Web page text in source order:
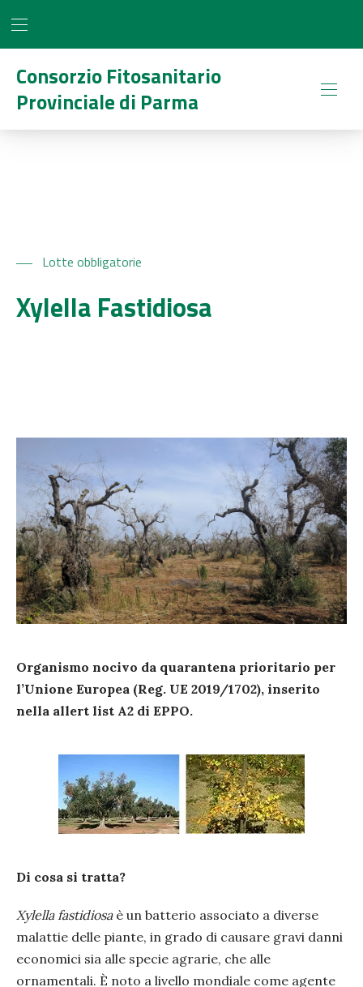
BAR NAVIGATION
Consorzio Fitosanitario
Provinciale di Parma
Lotte obbligatorie
Xylella Fastidiosa
Organismo nocivo da quarantena prioritario per
l’Unione Europea (Reg. UE 2019/1702), inserito
nella allert list A2 di EPPO.
Di cosa si tratta?
Xylella fastidiosaè un batterio associato a diverse
malattie delle piante, in grado di causare gravi danni
economici sia alle specie agrarie, che alle
ornamentali. È noto a livello mondiale come agente